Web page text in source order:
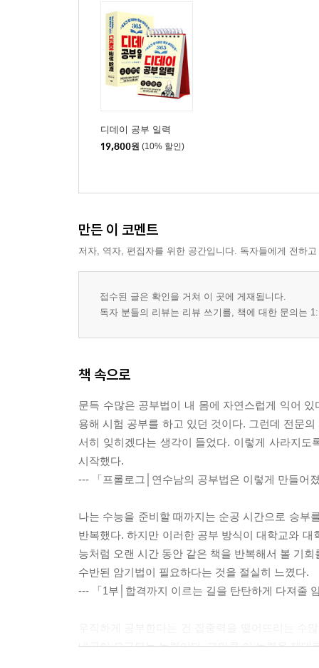
디데이 공부 일력
19,800원 (10% 할인)
만든 이 코멘트
저자, 역자, 편집자를 위한 공간입니다. 독자들에게 전하
접수된 글은 확인을 거쳐 이 곳에 게재됩니다.
독자 분들의 리뷰는 리뷰 쓰기를, 책에 대한 문의는
책 속으로
문득 수많은 공부법이 내 몸에 자연스럽게 익어
용해 시험 공부를 하고 있던 것이다. 그런데 전문
서히 잊히겠다는 생각이 들었다. 이렇게 사라지
시작했다.
--- 「프롤로그│연수남의 공부법은 이렇게 만들어
나는 수능을 준비할 때까지는 순공 시간으로 승부
반복했다. 하지만 이러한 공부 방식이 대학교와
능처럼 오랜 시간 동안 같은 책을 반복해서 볼 기
수반된 암기법이 필요하다는 것을 절실히 느꼈다.
--- 「1부│합격까지 이르는 길을 탄탄하게 다져줄
내공이 요구되는 능력이다. 그만큼 이 능력을 제